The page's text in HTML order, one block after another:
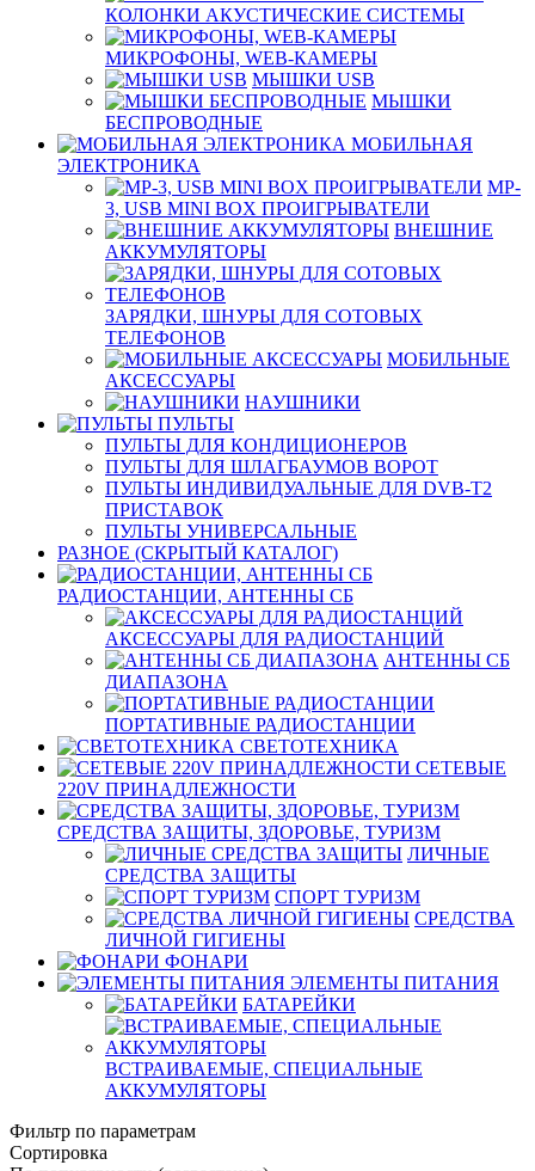
КОЛОНКИ АКУСТИЧЕСКИЕ СИСТЕМЫ
МИКРОФОНЫ, WEB-КАМЕРЫ
МЫШКИ USB
МЫШКИ
БЕСПРОВОДНЫЕ
МОБИЛЬНАЯ
ЭЛЕКТРОНИКА
MP-
3, USB MINI BOX ПРОИГРЫВАТЕЛИ
ВНЕШНИЕ
АККУМУЛЯТОРЫ
ЗАРЯДКИ, ШНУРЫ ДЛЯ СОТОВЫХ
ТЕЛЕФОНОВ
МОБИЛЬНЫЕ
АКСЕССУАРЫ
НАУШНИКИ
ПУЛЬТЫ
ПУЛЬТЫ ДЛЯ КОНДИЦИОНЕРОВ
ПУЛЬТЫ ДЛЯ ШЛАГБАУМОВ ВОРОТ
ПУЛЬТЫ ИНДИВИДУАЛЬНЫЕ ДЛЯ DVB-T2
ПРИСТАВОК
ПУЛЬТЫ УНИВЕРСАЛЬНЫЕ
РАЗНОЕ (СКРЫТЫЙ КАТАЛОГ)
РАДИОСТАНЦИИ, АНТЕННЫ CБ
АКСЕССУАРЫ ДЛЯ РАДИОСТАНЦИЙ
АНТЕННЫ CБ
ДИАПАЗОНА
ПОРТАТИВНЫЕ РАДИОСТАНЦИИ
СВЕТОТЕХНИКА
СЕТЕВЫЕ
220V ПРИНАДЛЕЖНОСТИ
СРЕДСТВА ЗАЩИТЫ, ЗДОРОВЬЕ, ТУРИЗМ
ЛИЧНЫЕ
СРЕДСТВА ЗАЩИТЫ
СПОРТ ТУРИЗМ
СРЕДСТВА
ЛИЧНОЙ ГИГИЕНЫ
ФОНАРИ
ЭЛЕМЕНТЫ ПИТАНИЯ
БАТАРЕЙКИ
ВСТРАИВАЕМЫЕ, СПЕЦИАЛЬНЫЕ
АККУМУЛЯТОРЫ
Фильтр по параметрам
Сортировка